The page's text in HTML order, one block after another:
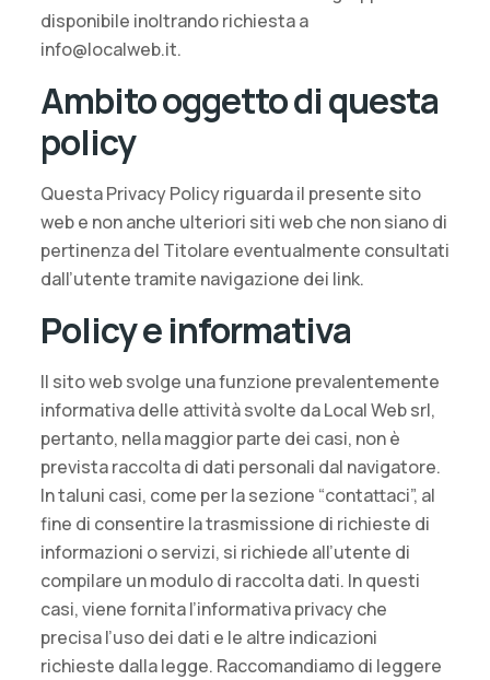
disponibile inoltrando richiesta a
info@localweb.it.
Ambito oggetto di questa
policy
Questa Privacy Policy riguarda il presente sito
web e non anche ulteriori siti web che non siano di
pertinenza del Titolare eventualmente consultati
dall’utente tramite navigazione dei link.
Policy e informativa
Il sito web svolge una funzione prevalentemente
informativa delle attività svolte da Local Web srl,
pertanto, nella maggior parte dei casi, non è
prevista raccolta di dati personali dal navigatore.
In taluni casi, come per la sezione “contattaci”, al
fine di consentire la trasmissione di richieste di
informazioni o servizi, si richiede all’utente di
compilare un modulo di raccolta dati. In questi
casi, viene fornita l’informativa privacy che
precisa l’uso dei dati e le altre indicazioni
richieste dalla legge. Raccomandiamo di leggere